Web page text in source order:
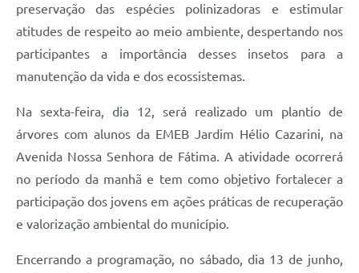
preservação das espécies polinizadoras e estimular
atitudes de respeito ao meio ambiente, despertando nos
participantes a importância desses insetos para a
manutenção da vida e dos ecossistemas.
Na sexta-feira, dia 12, será realizado um plantio de
árvores com alunos da EMEB Jardim Hélio Cazarini, na
Avenida Nossa Senhora de Fátima. A atividade ocorrerá
no período da manhã e tem como objetivo fortalecer a
participação dos jovens em ações práticas de recuperação
e valorização ambiental do município.
Encerrando a programação, no sábado, dia 13 de junho,